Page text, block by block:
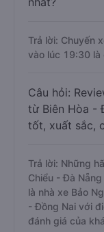
Trả lời: Chuyến
vào lúc 19:30 là
Câu hỏi:
từ Biên Hòa -
tốt, xuất sắc,
Trả lời: Những
Chiểu - Đà
là nhà xe Bảo
- Đồng Nai với
đánh giá của